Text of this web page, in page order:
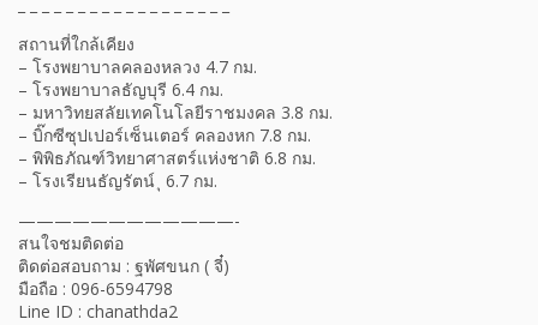
สถานที่ใกล้เคียง
– โรงพยาบาลคลองหลวง 4.7 กม.
– โรงพยาบาลธัญบุรี 6.4 กม.
– มหาวิทยสลัยเทคโนโลยีราชมงคล 3.8 กม.
– บิ๊กซีซุปเปอร์เซ็นเตอร์ คลองหก 7.8 กม.
– พิพิธภัณฑ์วิทยาศาสตร์แห่งชาติ 6.8 กม.
– โรงเรียนธัญรัตน์ ุ 6.7 กม.
————————————-
สนใจชมติดต่อ
ติดต่อสอบถาม : ฐพัศขนก ( จี๋)
มือถือ : 096-6594798
Line ID : chanathda2